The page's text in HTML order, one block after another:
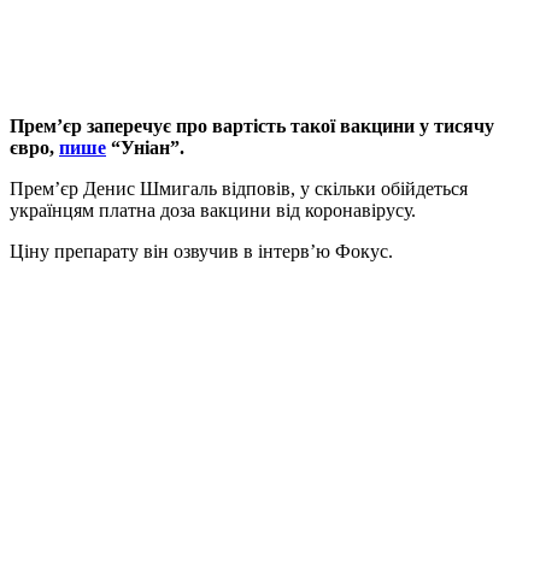
Прем’єр заперечує про вартість такої вакцини у тисячу
євро, пише “Уніан”.
Прем’єр Денис Шмигаль відповів, у скільки обійдеться
українцям платна доза вакцини від коронавірусу.
Ціну препарату він озвучив в інтерв’ю Фокус.